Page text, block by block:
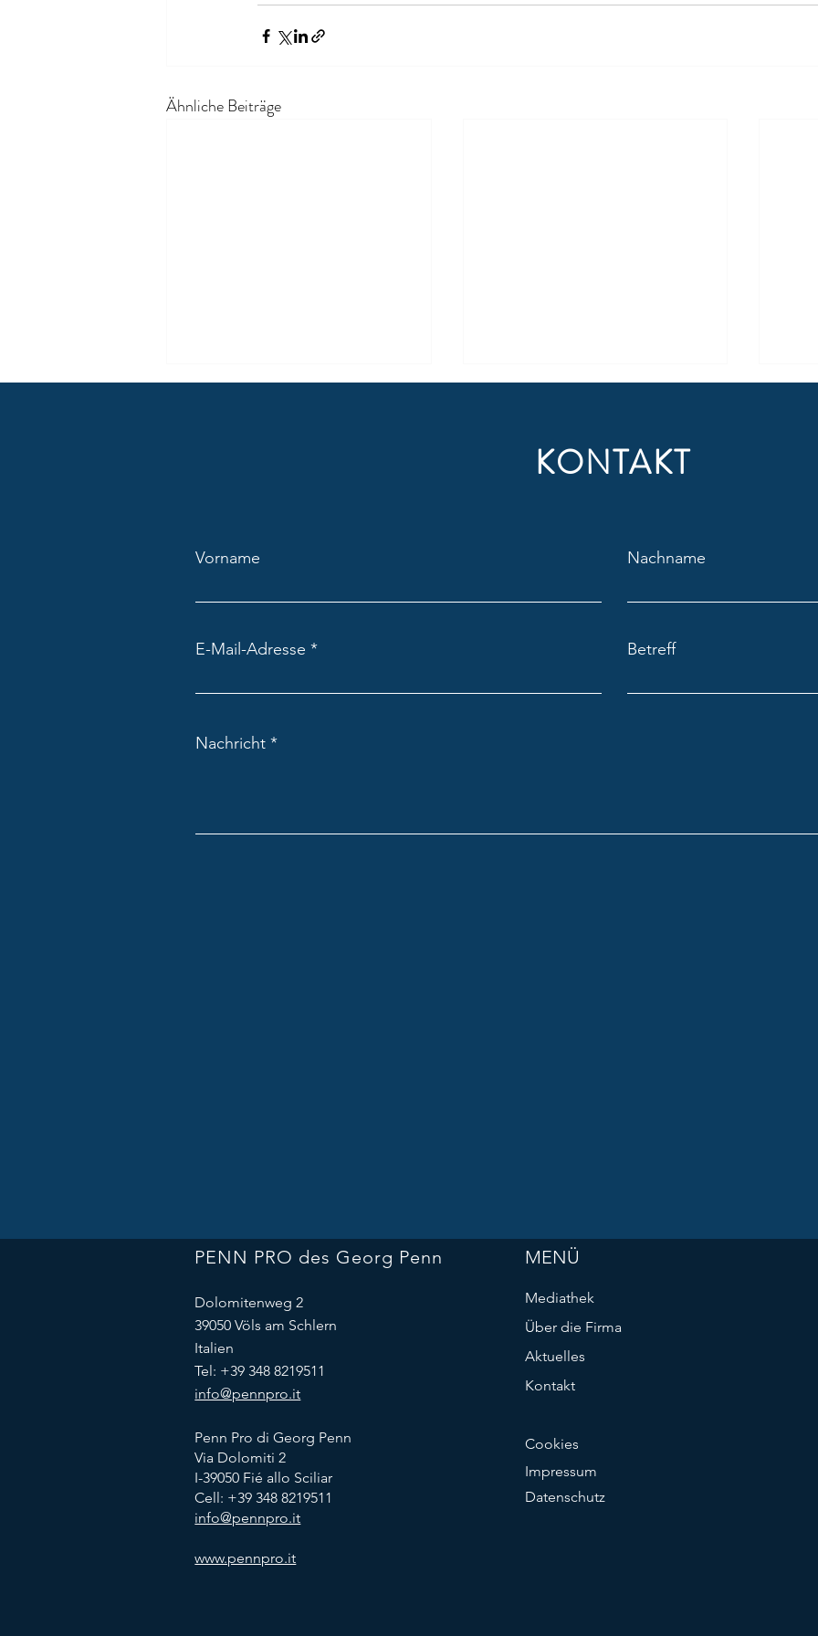
Ähnliche Beiträge
Girlan“
Karamela „Kulturforscherin
Karamela in Rodeneck“
KONTAKT
Vorname Nachname
E-Mail-Adresse Betreff
Nachricht
PENN PRO des Georg Penn
Dolomitenweg 2
39050 Völs am Schlern
Italien
Tel: +39 348 8219511
info@pennpro.it
Penn Pro di Georg Penn
Via Dolomiti 2
I-39050 Fié allo Sciliar
Cell: +39 348 8219511
info@pennpro.it
www.pennpro.it
MENÜ
Mediathek
Über die Firma
Aktuelles
Kontakt
Cookies
Impressum
Datenschutz